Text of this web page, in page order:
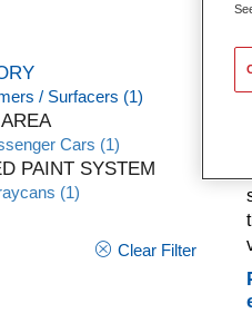
/ Surfacers (1)
Cars (1)
PAINT SYSTEM
(1)
Clear Filter